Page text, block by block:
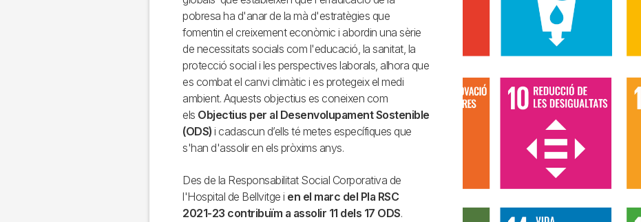
pobresa ha d'anar de la mà d'estratègies que
fomentin el creixement econòmic i abordin una sèrie
de necessitats socials com l'educació, la sanitat, la
protecció social i les perspectives laborals, alhora que
es combat el canvi climàtic i es protegeix el medi
ambient. Aquests objectius es coneixen com
els Objectius per al Desenvolupament Sostenible
(ODS) i cadascun d’ells té metes específiques que
s'han d'assolir en els pròxims anys.
Des de la Responsabilitat Social Corporativa de
l'Hospital de Bellvitge i en el marc del Pla RSC
2021-23 contribuïm a assolir 11 dels 17 ODS.